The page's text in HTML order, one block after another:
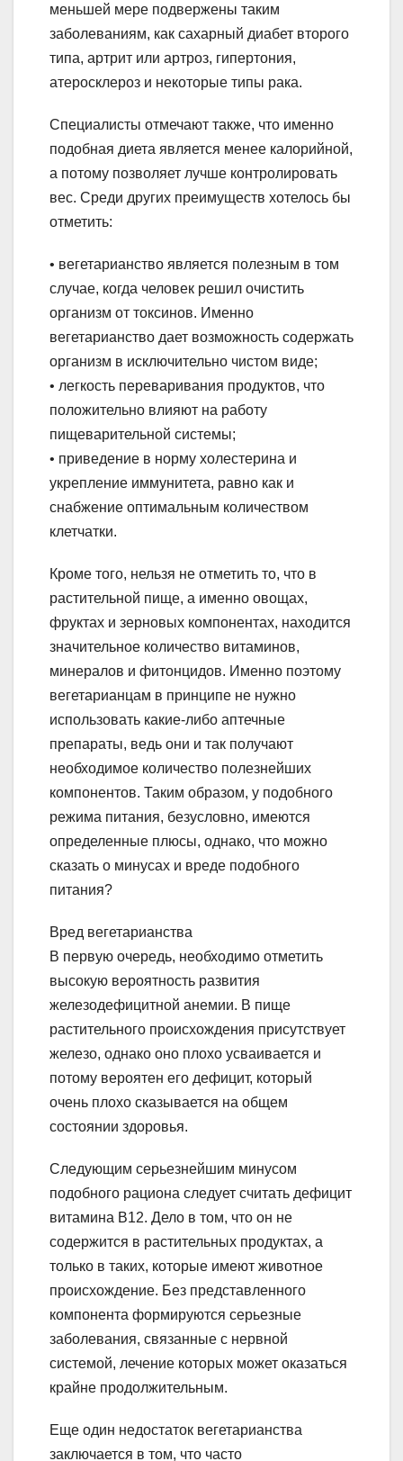
меньшей мере подвержены таким
заболеваниям, как сахарный диабет второго
типа, артрит или артроз, гипертония,
атеросклероз и некоторые типы рака.
Специалисты отмечают также, что именно
подобная диета является менее калорийной,
а потому позволяет лучше контролировать
вес. Среди других преимуществ хотелось бы
отметить:
• вегетарианство является полезным в том
случае, когда человек решил очистить
организм от токсинов. Именно
вегетарианство дает возможность содержать
организм в исключительно чистом виде;
• легкость переваривания продуктов, что
положительно влияют на работу
пищеварительной системы;
• приведение в норму холестерина и
укрепление иммунитета, равно как и
снабжение оптимальным количеством
клетчатки.
Кроме того, нельзя не отметить то, что в
растительной пище, а именно овощах,
фруктах и зерновых компонентах, находится
значительное количество витаминов,
минералов и фитонцидов. Именно поэтому
вегетарианцам в принципе не нужно
использовать какие-либо аптечные
препараты, ведь они и так получают
необходимое количество полезнейших
компонентов. Таким образом, у подобного
режима питания, безусловно, имеются
определенные плюсы, однако, что можно
сказать о минусах и вреде подобного
питания?
Вред вегетарианства
В первую очередь, необходимо отметить
высокую вероятность развития
железодефицитной анемии. В пище
растительного происхождения присутствует
железо, однако оно плохо усваивается и
потому вероятен его дефицит, который
очень плохо сказывается на общем
состоянии здоровья.
Следующим серьезнейшим минусом
подобного рациона следует считать дефицит
витамина В12. Дело в том, что он не
содержится в растительных продуктах, а
только в таких, которые имеют животное
происхождение. Без представленного
компонента формируются серьезные
заболевания, связанные с нервной
системой, лечение которых может оказаться
крайне продолжительным.
Еще один недостаток вегетарианства
заключается в том, что часто